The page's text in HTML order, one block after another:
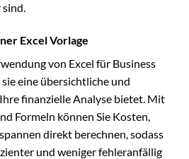
Excel Vorlage
von Excel für Business
eine übersichtliche und
finanzielle Analyse bietet. Mit
Formeln können Sie Kosten,
direkt berechnen, sodass
und weniger fehleranfällig